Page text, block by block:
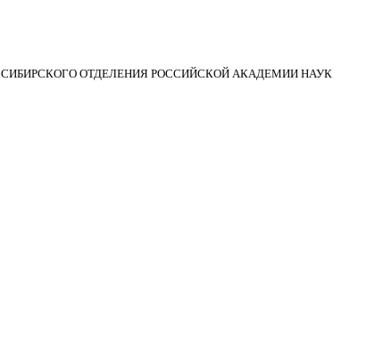
СИБИРСКОГО ОТДЕЛЕНИЯ РОССИЙСКОЙ АКАДЕМИИ НАУК